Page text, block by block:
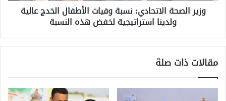
وزير الصحة الاتحادي: نسبة وفيات الأطفال الخدج عالية
ولدينا استراتيجية لخفض هذه النسبة
مقالات ذات صلة